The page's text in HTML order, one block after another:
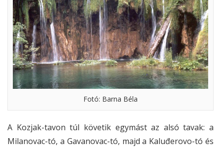
Fotó: Barna Béla
A Kozjak-tavon túl követik egymást az alsó tavak: a
Milanovac-tó, a Gavanovac-tó, majd a Kaluđerovo-tó és